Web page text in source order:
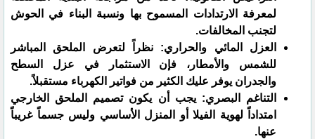
لمعرفة الارتدادات المسموح بها ونسبة البناء في الحوش
لتجنب المخالفات.
​العزل المائي والحراري: نظراً لتعرض الملحق المباشر
للشمس والأمطار، فإن الاستثمار في عزل السطح
والجدران يوفر عليك الكثير من فواتير الكهرباء مستقبلاً.
​التناغم البصري: يجب أن يكون تصميم الملحق الخارجي
امتداداً لهوية الفيلا أو المنزل الأساسي وليس جسماً غريباً
عنها.